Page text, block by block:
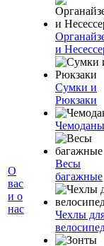
О
вас
и о
нас
и
Сумки и
Рюкзаки
Чемоданы
Весы
багажные
Чехлы